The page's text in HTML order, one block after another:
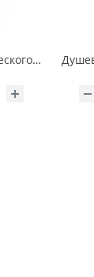
Лейка для гигиенического душа Wonzon & Woghand WW-88PQ02-CR хром